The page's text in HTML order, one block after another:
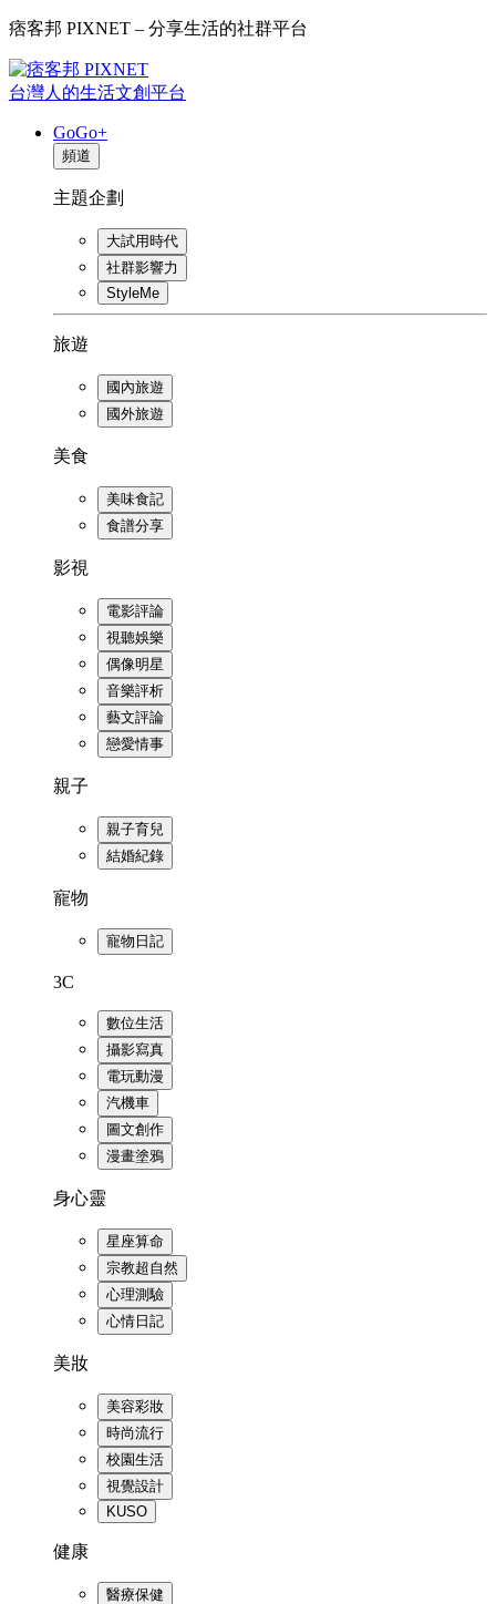
痞客邦 PIXNET – 分享生活的社群平台
台灣人的生活文創平台
GoGo+
頻道
主題企劃
大試用時代
社群影響力
StyleMe
旅遊
國內旅遊
國外旅遊
美食
美味食記
食譜分享
影視
電影評論
視聽娛樂
偶像明星
音樂評析
藝文評論
戀愛情事
親子
親子育兒
結婚紀錄
寵物
寵物日記
3C
數位生活
攝影寫真
電玩動漫
汽機車
圖文創作
漫畫塗鴉
身心靈
星座算命
宗教超自然
心理測驗
心情日記
美妝
美容彩妝
時尚流行
校園生活
視覺設計
KUSO
健康
醫療保健